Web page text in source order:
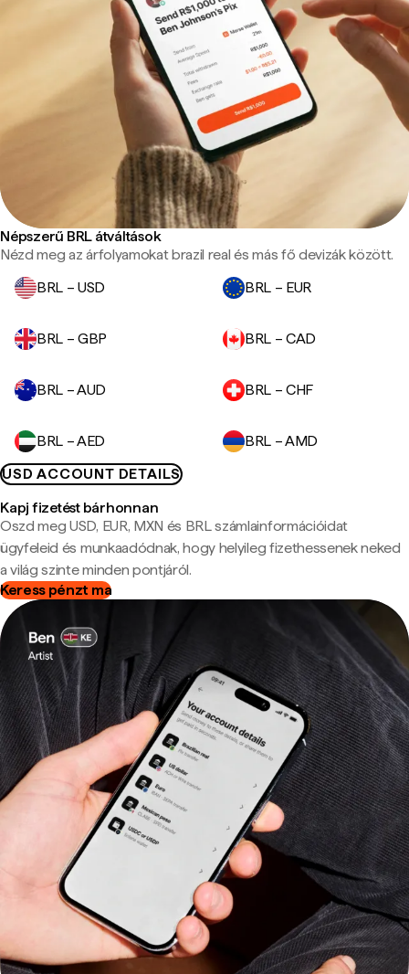
Népszerű BRL átváltások
Nézd meg az árfolyamokat brazil real és más fő devizák között.
BRL – USD
BRL – EUR
BRL – GBP BRL – CAD
BRL – AUD BRL – CHF
BRL – AED
BRL – AMD
USD ACCOUNT DETAILS
Kapj fizetést bárhonnan
Oszd meg USD, EUR, MXN és BRL számlainformációidat
ügyfeleid és munkaadódnak, hogy helyileg fizethessenek neked
a világ szinte minden pontjáról.
Keress pénzt ma